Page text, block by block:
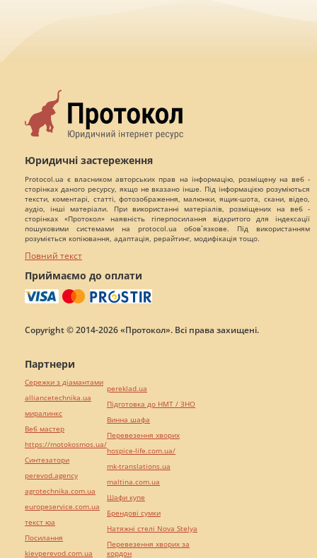
Юридичні застереження
Protocol.ua є власником авторських прав на інформацію, розміщену на веб -
сторінках даного ресурсу, якщо не вказано інше. Під інформацією розуміються
тексти, коментарі, статті, фотозображення, малюнки, ящик-шота, скани, відео,
аудіо, інші матеріали. При використанні матеріалів, розміщених на веб -
сторінках «Протокол» наявність гіперпосилання відкритого для індексації
пошуковими системами на protocol.ua обов`язкове. Під використанням
розуміється копіювання, адаптація, рерайтинг, модифікація тощо.
Повний текст
Приймаємо до оплати
Copyright © 2014-2026 «Протокол». Всі права захищені.
Партнери
Сережки з діамантами
alliancetechnika.ua
миралинкс
Веб мастер
https://motokosmos.ua/
Синтезатори
perevod.agency
agrotechnika.com.ua
europeservice.com.ua
текст юа
Посилання
kievperevod.com.ua
pereklad.ua
Підготовка до НМТ / ЗНО
Винна шафа
Перевезення хворих
hospice-life.com.ua/
mk-translations.ua
maltina.com.ua
Шафи купе
Брендові сумки
Натяжні стелі Nova Stelya
Перевезення хворих за
кордон